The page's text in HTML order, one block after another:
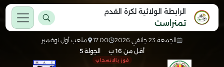
الرابطة الولائية لكرة القدم
تمنراست
الجمعة 23 جانفي 2026 17:00
ملعب أول نوفمبر
أقل من 16 ب
الجولة 5
فوز بالانسحاب